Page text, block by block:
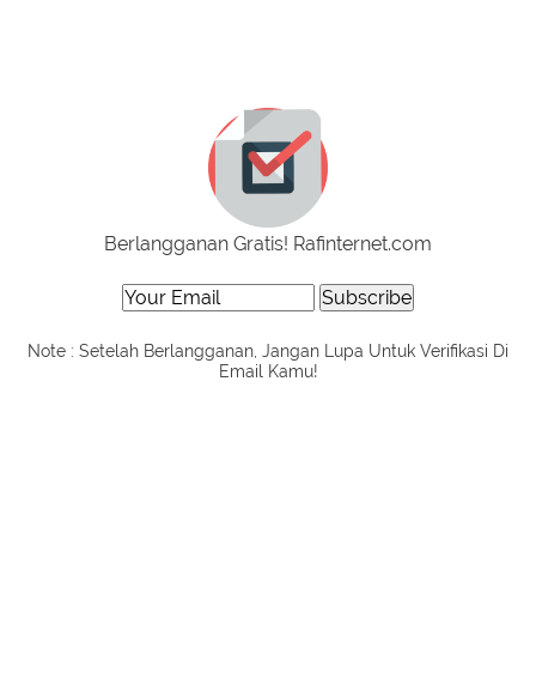
Berlangganan Gratis! Rafinternet.com
Note : Setelah Berlangganan, Jangan Lupa Untuk Verifikasi Di
Email Kamu!